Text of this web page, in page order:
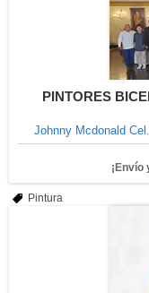
PINTORES
Johnny Mcdonald
Pintura